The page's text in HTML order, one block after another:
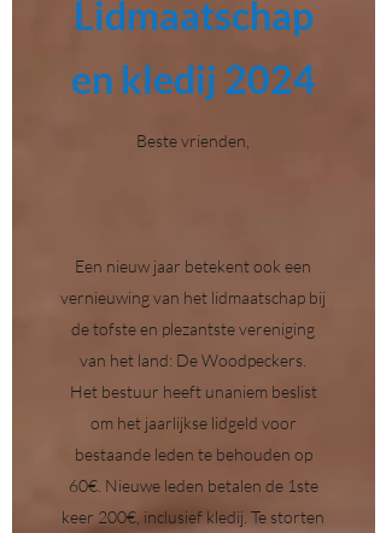
Lidmaatschap
en kledij 2024
Beste vrienden,
Een nieuw jaar betekent ook een
vernieuwing van het lidmaatschap bij
de tofste en plezantste vereniging
van het land: De Woodpeckers.
Het bestuur heeft unaniem beslist
om het jaarlijkse lidgeld voor
bestaande leden te behouden op
60€. Nieuwe leden betalen de 1ste
keer 200€, inclusief kledij. Te storten